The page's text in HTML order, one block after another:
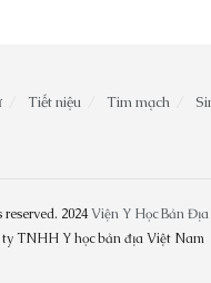
Tiết niệu Tim mạch
2024Viện Y Học Bản
TNHH Y học bản địa Việt Nam